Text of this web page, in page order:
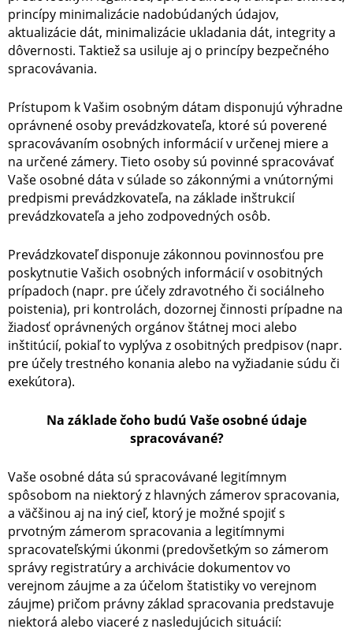
princípy minimalizácie nadobúdaných údajov,
aktualizácie dát, minimalizácie ukladania dát, integrity a
dôvernosti. Taktiež sa usiluje aj o princípy bezpečného
spracovávania.
Prístupom k Vašim osobným dátam disponujú výhradne
oprávnené osoby prevádzkovateľa, ktoré sú poverené
spracovávaním osobných informácií v určenej miere a
na určené zámery. Tieto osoby sú povinné spracovávať
Vaše osobné dáta v súlade so zákonnými a vnútornými
predpismi prevádzkovateľa, na základe inštrukcií
prevádzkovateľa a jeho zodpovedných osôb.
Prevádzkovateľ disponuje zákonnou povinnosťou pre
poskytnutie Vašich osobných informácií v osobitných
prípadoch (napr. pre účely zdravotného či sociálneho
poistenia), pri kontrolách, dozornej činnosti prípadne na
žiadosť oprávnených orgánov štátnej moci alebo
inštitúcií, pokiaľ to vyplýva z osobitných predpisov (napr.
pre účely trestného konania alebo na vyžiadanie súdu či
exekútora).
Na základe čoho budú Vaše osobné údaje
spracovávané?
Vaše osobné dáta sú spracovávané legitímnym
spôsobom na niektorý z hlavných zámerov spracovania,
a väčšinou aj na iný cieľ, ktorý je možné spojiť s
prvotným zámerom spracovania a legitímnymi
spracovateľskými úkonmi (predovšetkým so zámerom
správy registratúry a archivácie dokumentov vo
verejnom záujme a za účelom štatistiky vo verejnom
záujme) pričom právny základ spracovania predstavuje
niektorá alebo viaceré z nasledujúcich situácií: